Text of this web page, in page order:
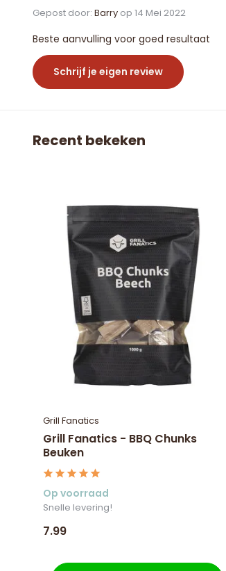
Gepost door: Barry op 14 Mei 2022
Beste aanvulling voor goed resultaat
Schrijf je eigen review
Recent bekeken
Grill Fanatics
Grill Fanatics - BBQ Chunks
Beuken
Op voorraad
Snelle levering!
7.99